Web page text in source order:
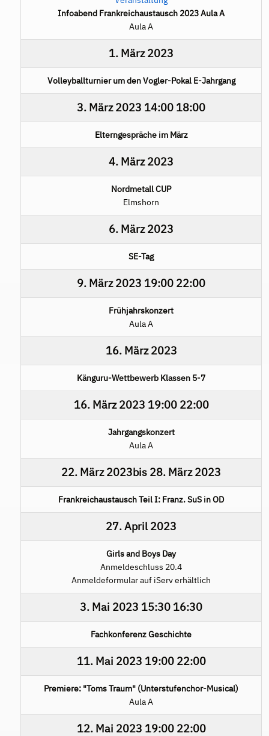
Infoabend Frankreichaustausch 2023 Aula A
Aula A
1. März 2023
Volleyballturnier um den Vogler-Pokal E-Jahrgang
3. März 2023 14:00 18:00
Elterngespräche im März
4. März 2023
Nordmetall CUP
Elmshorn
6. März 2023
SE-Tag
9. März 2023 19:00 22:00
Frühjahrskonzert
Aula A
16. März 2023
Känguru-Wettbewerb Klassen 5-7
16. März 2023 19:00 22:00
Jahrgangskonzert
Aula A
22. März 2023bis 28. März 2023
Frankreichaustausch Teil I: Franz. SuS in OD
27. April 2023
Girls and Boys Day
Anmeldeschluss 20.4
Anmeldeformular auf iServ erhältlich
3. Mai 2023 15:30 16:30
Fachkonferenz Geschichte
11. Mai 2023 19:00 22:00
Premiere: "Toms Traum" (Unterstufenchor-Musical)
Aula A
12. Mai 2023 19:00 22:00